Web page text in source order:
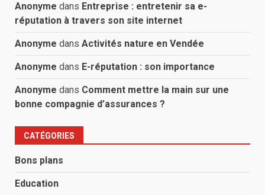
Anonyme dans Entreprise : entretenir sa e-
réputation à travers son site internet
Anonyme dans Activités nature en Vendée
Anonyme dans E-réputation : son importance
Anonyme dans Comment mettre la main sur une
bonne compagnie d’assurances ?
CATÉGORIES
Bons plans
Education